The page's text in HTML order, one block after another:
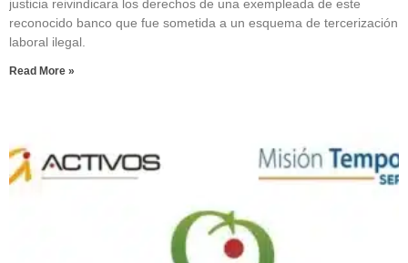
justicia reivindicara los derechos de una exempleada de este
reconocido banco que fue sometida a un esquema de tercerización
laboral ilegal.
Read More »